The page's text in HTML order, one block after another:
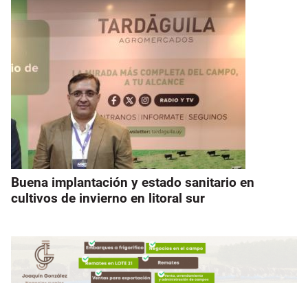
Buena implantación y estado sanitario en
cultivos de invierno en litoral sur